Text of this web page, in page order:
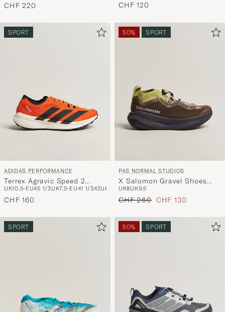
CHF 220
CHF 120
SPORT
ADIDAS PERFORMANCE
Terrex Agravic Speed 2
Red/Black
UK10,5-EU45 1/3UK7,5-EU41 1/342UK8,5-EU42 2/343
CHF 160
50% SPORT
PAS NORMAL STUDIOS
X Salomon Gravel Shoes
Dark Earth
UK8UK9,5
Regulärer Preis
CHF 260 Reduzierter Preis
CHF 130
SPORT 50% SPORT